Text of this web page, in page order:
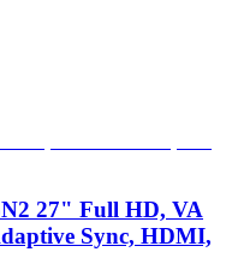
27" Full HD, VA
Sync, HDMI,